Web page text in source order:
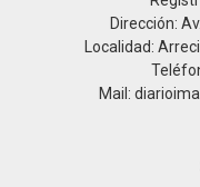
Dirección:
Localidad:
Mail: